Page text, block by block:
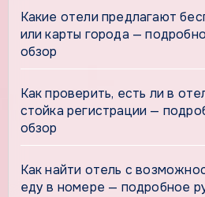
Какие отели предлагают
или карты города —
обзор
Как проверить, есть ли в
стойка регистрации —
обзор
Как найти отель с
еду в номере — подробное